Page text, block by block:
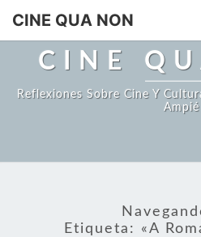
Saltar
contenido
CINE QUA NON
CINE
Reflexiones Sobre Cine Y
Ampié
Etiqueta: «A